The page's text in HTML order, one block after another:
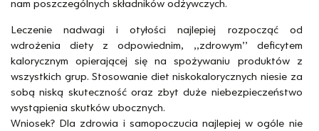
nam poszczególnych składników odżywczych.
Leczenie nadwagi i otyłości najlepiej rozpocząć od
wdrożenia diety z odpowiednim, ,,zdrowym’’ deficytem
kalorycznym opierającej się na spożywaniu produktów z
wszystkich grup. Stosowanie diet niskokalorycznych niesie za
sobą niską skuteczność oraz zbyt duże niebezpieczeństwo
wystąpienia skutków ubocznych.
Wniosek? Dla zdrowia i samopoczucia najlepiej w ogóle nie